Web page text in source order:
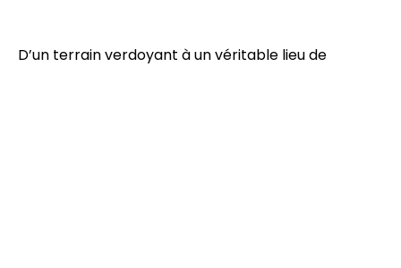
D’un terrain verdoyant à un véritable lieu de